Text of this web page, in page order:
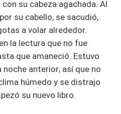
su cabeza agachada. Al
su cabello, se sacudió,
a volar alrededor.
la lectura que no fue
que amaneció. Estuvo
anterior; así que no
húmedo y se distrajo
su nuevo libro.